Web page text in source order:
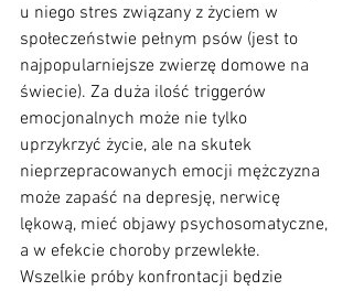
u niego stres związany z życiem w
społeczeństwie pełnym psów (jest to
najpopularniejsze zwierzę domowe na
świecie). Za duża ilość triggerów
emocjonalnych może nie tylko
uprzykrzyć życie, ale na skutek
nieprzepracowanych emocji mężczyzna
może zapaść na depresję, nerwicę
lękową, mieć objawy psychosomatyczne,
a w efekcie choroby przewlekłe.
Wszelkie próby konfrontacji będzie